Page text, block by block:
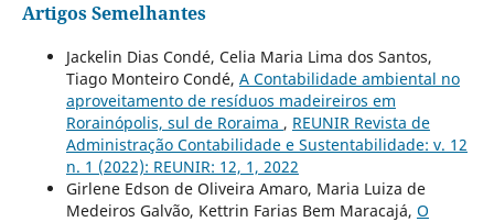
Artigos Semelhantes
Jackelin Dias Condé, Celia Maria Lima dos Santos,
Tiago Monteiro Condé, A Contabilidade ambiental no
aproveitamento de resíduos madeireiros em
Rorainópolis, sul de Roraima , REUNIR Revista de
Administração Contabilidade e Sustentabilidade: v. 12
n. 1 (2022): REUNIR: 12, 1, 2022
Girlene Edson de Oliveira Amaro, Maria Luiza de
Medeiros Galvão, Kettrin Farias Bem Maracajá, O